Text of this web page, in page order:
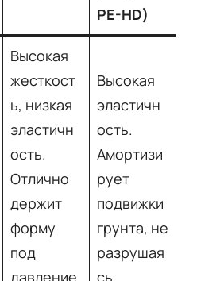
PE-HD)
Высокая
жесткост
ь, низкая
эластичн
ость.
Отлично
держит
форму
под
давление
Высокая
эластичн
ость.
Амортизи
рует
подвижки
грунта, не
разрушая
сь